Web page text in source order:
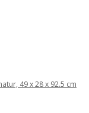
49 x 28 x 92.5 cm